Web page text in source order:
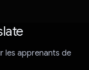
les apprenants de